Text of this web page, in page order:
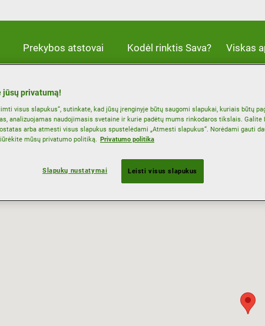
Prekybos atstovai Kodėl rinktis Sava? Viskas
jūsų privatumą!
visus slapukus“, sutinkate, kad jūsų įrenginyje būtų saugomi slapukai, kuriais būtų
analizuojamas naudojimasis svetaine ir kurie padėtų mums rinkodaros tikslais. Galite
arba atmesti visus slapukus spustelėdami „Atmesti slapukus“. Norėdami gauti
mūsų privatumo politiką. Privatumo politika
Slapukų nustatymai Leisti visus slapukus